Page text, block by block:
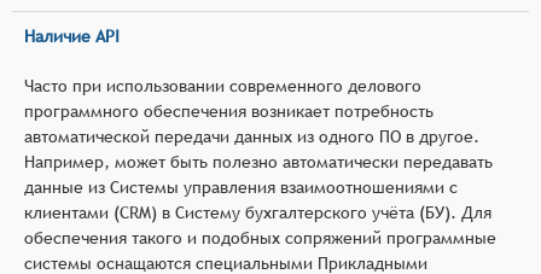
Наличие API
Часто при использовании современного делового
программного обеспечения возникает потребность
автоматической передачи данных из одного ПО в другое.
Например, может быть полезно автоматически передавать
данные из Системы управления взаимоотношениями с
клиентами (CRM) в Систему бухгалтерского учёта (БУ). Для
обеспечения такого и подобных сопряжений программные
системы оснащаются специальными Прикладными